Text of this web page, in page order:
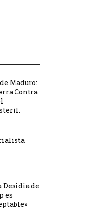
Maduro:
Contra
Desidia de
es